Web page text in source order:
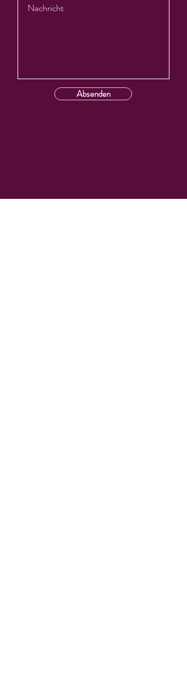
Absenden